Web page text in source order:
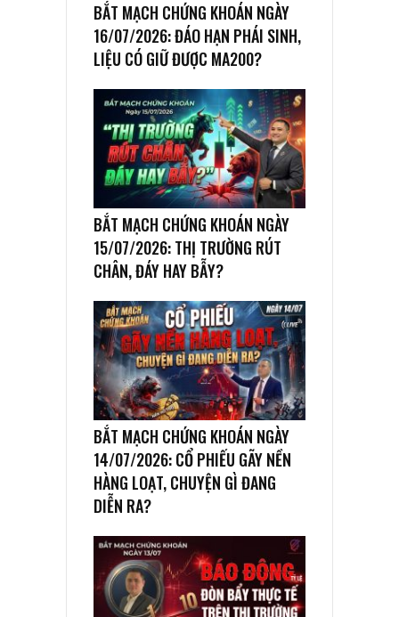
BẮT MẠCH CHỨNG KHOÁN NGÀY
16/07/2026: ĐÁO HẠN PHÁI SINH,
LIỆU CÓ GIỮ ĐƯỢC MA200?
BẮT MẠCH CHỨNG KHOÁN NGÀY
15/07/2026: THỊ TRƯỜNG RÚT
CHÂN, ĐÁY HAY BẪY?
BẮT MẠCH CHỨNG KHOÁN NGÀY
14/07/2026: CỔ PHIẾU GÃY NỀN
HÀNG LOẠT, CHUYỆN GÌ ĐANG
DIỄN RA?